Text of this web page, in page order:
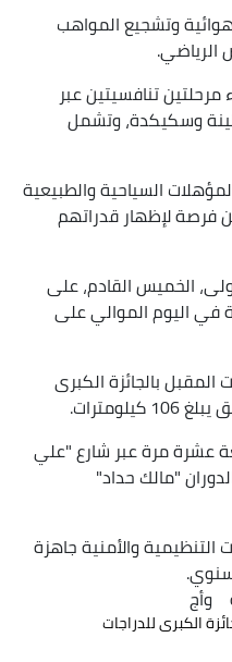
وتشجيع المواهب
تنافسيتين عبر
وسكيكدة، وتشمل
السياحية والطبيعية
فرصة لإظهار قدراتهم
الخميس القادم، على
في اليوم الموالي على
بالجائزة الكبرى
أربعة عشرة مرة عبر شارع "علي
"مالك حداد"
والأمنية جاهزة
وأج
الكبرى للدراجات